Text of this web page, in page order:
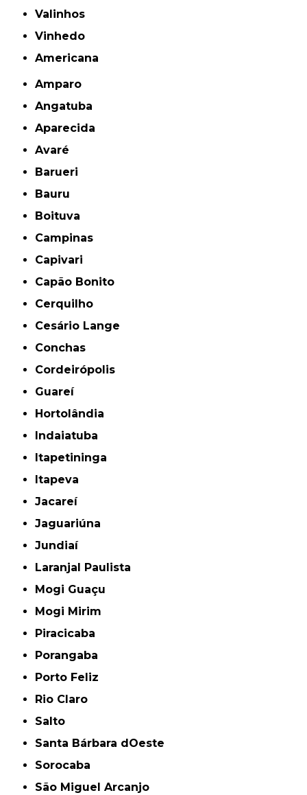
Valinhos
Vinhedo
americana
Amparo
Angatuba
Aparecida
Avaré
Barueri
Bauru
Boituva
Campinas
Capivari
Capão Bonito
Cerquilho
Cesário Lange
Conchas
Cordeirópolis
Guareí
Hortolândia
Indaiatuba
Itapetininga
Itapeva
Jacareí
Jaguariúna
Jundiaí
Laranjal Paulista
Mogi Guaçu
Mogi Mirim
Piracicaba
Porangaba
Porto Feliz
Rio Claro
Salto
Santa Bárbara dOeste
Sorocaba
São Miguel Arcanjo